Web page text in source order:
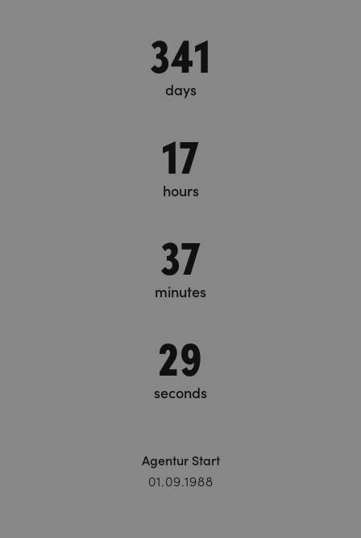
341
days
17
hours
37
minutes
29
seconds
Agentur Start
01.09.1988